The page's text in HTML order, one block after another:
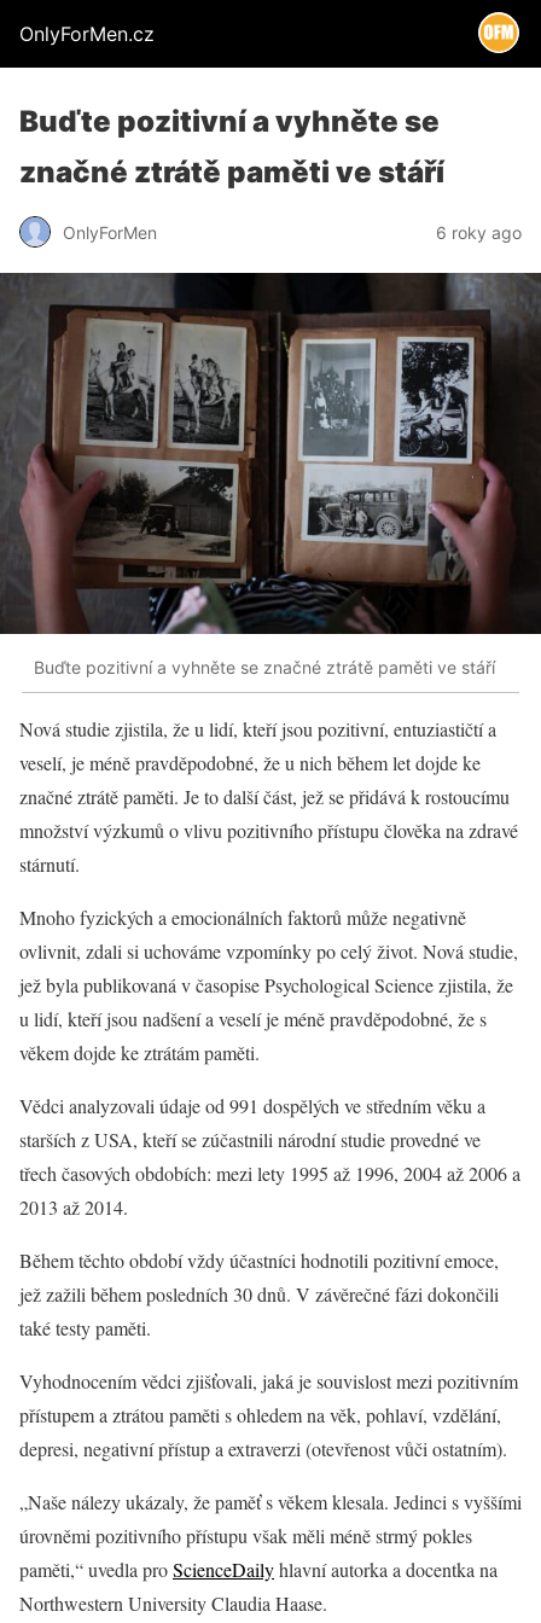
OnlyForMen.cz
Buďte pozitivní a vyhněte se
značné ztrátě paměti ve stáří
OnlyForMen 6 roky ago
Buďte pozitivní a vyhněte se značné ztrátě paměti ve stáří
Nová studie zjistila, že u lidí, kteří jsou pozitivní, entuziastičtí a
veselí, je méně pravděpodobné, že u nich během let dojde ke
značné ztrátě paměti. Je to další část, jež se přidává k rostoucímu
množství výzkumů o vlivu pozitivního přístupu člověka na zdravé
stárnutí.
Mnoho fyzických a emocionálních faktorů může negativně
ovlivnit, zdali si uchováme vzpomínky po celý život. Nová studie,
jež byla publikovaná v časopise Psychological Science zjistila, že
u lidí, kteří jsou nadšení a veselí je méně pravděpodobné, že s
věkem dojde ke ztrátám paměti.
Vědci analyzovali údaje od 991 dospělých ve středním věku a
starších z USA, kteří se zúčastnili národní studie provedné ve
třech časových obdobích: mezi lety 1995 až 1996, 2004 až 2006 a
2013 až 2014.
Během těchto období vždy účastníci hodnotili pozitivní emoce,
jež zažili během posledních 30 dnů. V závěrečné fázi dokončili
také testy paměti.
Vyhodnocením vědci zjišťovali, jaká je souvislost mezi pozitivním
přístupem a ztrátou paměti s ohledem na věk, pohlaví, vzdělání,
depresi, negativní přístup a extraverzi (otevřenost vůči ostatním).
„Naše nálezy ukázaly, že paměť s věkem klesala. Jedinci s vyššími
úrovněmi pozitivního přístupu však měli méně strmý pokles
paměti,“ uvedla proScienceDailyhlavní autorka a docentka na
Northwestern University Claudia Haase.